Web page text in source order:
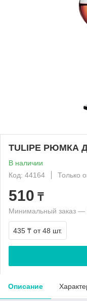
TULIPE РЮМКА
В наличии
Код: 44164
Только
510 ₸
Минимальный заказ —
435 ₸ от 48 шт.
Описание